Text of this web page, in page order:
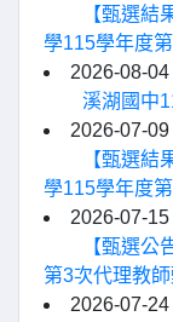
【甄選結
學115學年度
2026-08-04
溪湖國中
2026-07-09
【甄選結
學115學年度
2026-07-15
【甄選公
第3次代理教
2026-07-24